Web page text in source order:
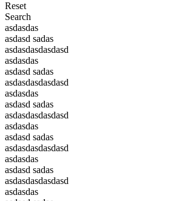
Reset
Search
asdasdas
asdasd sadas
asdasdasdasdasd
asdasdas
asdasd sadas
asdasdasdasdasd
asdasdas
asdasd sadas
asdasdasdasdasd
asdasdas
asdasd sadas
asdasdasdasdasd
asdasdas
asdasd sadas
asdasdasdasdasd
asdasdas